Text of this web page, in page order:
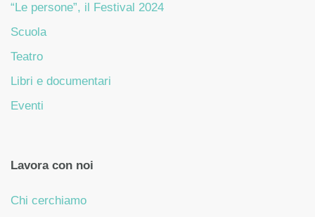
“Le persone”, il Festival 2024
Scuola
Teatro
Libri e documentari
Eventi
Lavora con noi
Chi cerchiamo